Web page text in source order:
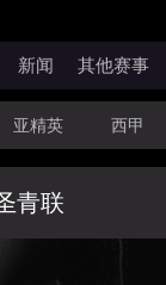
新闻 其他赛事
亚精英 西甲
世亚预 中甲
CBA
青联